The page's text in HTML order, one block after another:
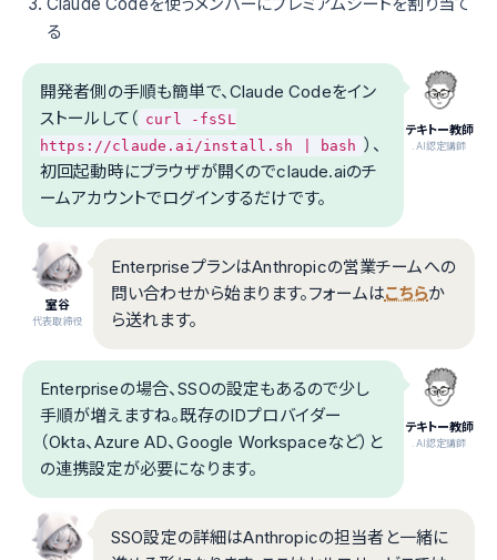
る
テキトー教師
.AI認定講師
開発者側の手順も簡単で、Claude Codeをイン
ストールして（ curl -fsSL
https://claude.ai/install.sh | bash ）、
初回起動時にブラウザが開くのでclaude.aiのチ
ームアカウントでログインするだけです。
室谷
代表取締役
EnterpriseプランはAnthropicの営業チームへの
問い合わせから始まります。フォームはこちらか
ら送れます。
テキトー教師
.AI認定講師
Enterpriseの場合、SSOの設定もあるので少し
手順が増えますね。既存のIDプロバイダー
（Okta、Azure AD、Google Workspaceなど）と
の連携設定が必要になります。
SSO設定の詳細はAnthropicの担当者と一緒に